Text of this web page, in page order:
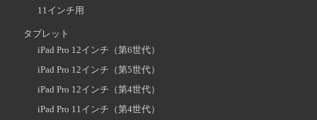
11インチ用
タブレット
iPad Pro 12インチ（第6世代）
iPad Pro 12インチ（第5世代）
iPad Pro 12インチ（第4世代）
iPad Pro 11インチ（第4世代）